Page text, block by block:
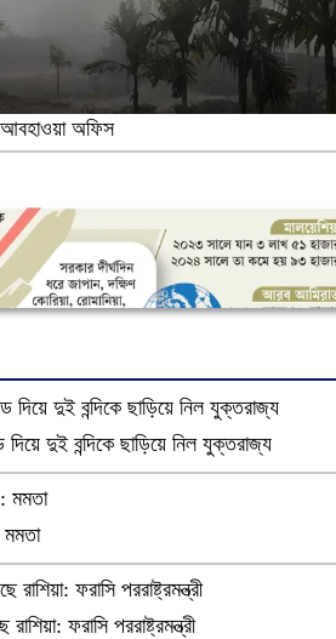
অফিস
হুমকির মুখে শ্রম রপ্তানি
দুই বন্দিকে ছাড়িয়ে নিল যুক্তরাজ্য
ফরাসি পররাষ্ট্রমন্ত্রী